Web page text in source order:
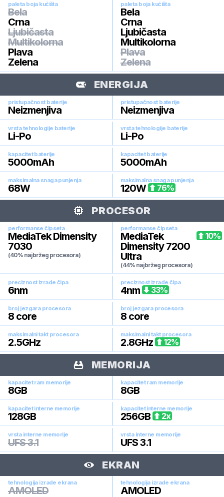
paleta boja kućišta
Bela
Crna
Ljubičasta
Multikolorna
Plava
Zelena
paleta boja kućišta
Bela
Crna
Ljubičasta
Multikolorna
Plava
Zelena
ENERGIJA
pristupačnost baterije
Neizmenjiva
pristupačnost baterije
Neizmenjiva
vrsta tehnologije baterije
Li-Po
vrsta tehnologije baterije
Li-Po
kapacitet baterije
5000mAh
kapacitet baterije
5000mAh
maksimalna snaga punjenja
68W
maksimalna snaga punjenja
120W 76%
PROCESOR
performanse čipseta
MediaTek Dimensity
7030
(40% najbržeg procesora)
performanse čipseta
MediaTek
Dimensity 7200
Ultra
(44% najbržeg procesora)
10%
preciznost izrade čipa
6nm
preciznost izrade čipa
4nm 33%
broj jezgara procesora
8 core
broj jezgara procesora
8 core
maksimalni takt procesora
2.5GHz
maksimalni takt procesora
2.8GHz 12%
MEMORIJA
kapacitet ram memorije
8GB
kapacitet ram memorije
8GB
kapacitet interne memorije
128GB
kapacitet interne memorije
256GB 2x
vrsta interne memorije
UFS 3.1
vrsta interne memorije
UFS 3.1
EKRAN
tehnologija izrade ekrana
AMOLED
tehnologija izrade ekrana
AMOLED